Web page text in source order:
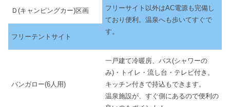
フリーサイト以外はAC電源も完備し
ており便利。温泉へも歩いてすぐで
す。
Ｄ(キャンピングカー)区画
フリーテントサイト
バンガロー(6人用)
一戸建て冷暖房、バス(シャワーの
み)・トイレ・流し台・テレビ付き。
キッチン付きで持込もできます。
温泉施設が、すぐ側にあるので便利の